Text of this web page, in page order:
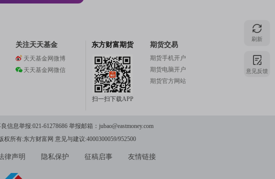
多
刷新
意见反馈
关注天天基金
天天基金网微博
天天基金网微信
东方财富期货
扫一扫下载APP
期货交易
期货手机开户
期货电脑开户
期货官方网站
信息举报:021-61278686 举报邮箱： jubao@eastmoney.com
权所有:东方财富网 意见与建议:4000300059/952500
律声明 隐私保护 征稿启事 友情链接